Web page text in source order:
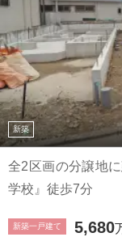
新築
全2区画の分譲地
学校』徒歩7分
新築一戸建て 5,680